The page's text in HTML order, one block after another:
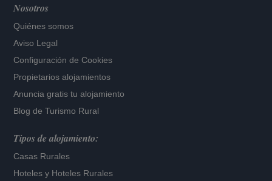
Nosotros
Quiénes somos
Aviso Legal
Configuración de Cookies
Propietarios alojamientos
Anuncia gratis tu alojamiento
Blog de Turismo Rural
Tipos de alojamiento:
Casas Rurales
Hoteles y Hoteles Rurales